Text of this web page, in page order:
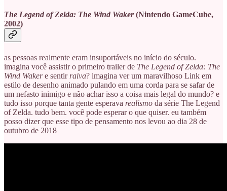
The Legend of Zelda: The Wind Waker(Nintendo GameCube,
2002)
as pessoas realmente eram insuportáveis no início do século.
imagina você assistir o primeiro trailer de The Legend of Zelda: The
Wind Wakere sentir raiva? imagina ver um maravilhoso Link em
estilo de desenho animado pulando em uma corda para se safar de
um nefasto inimigo e não achar isso a coisa mais legal do mundo? e
tudo isso porque tanta gente esperava realismo da série The Legend
of Zelda. tudo bem. você pode esperar o que quiser. eu também
posso dizer que esse tipo de pensamento nos levou ao dia 28 de
outubro de 2018